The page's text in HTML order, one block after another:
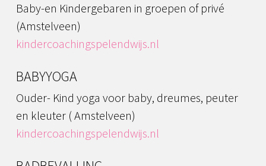
Baby-en Kindergebaren in groepen of privé
(Amstelveen)
kindercoachingspelendwijs.nl
BABYYOGA
Ouder- Kind yoga voor baby, dreumes, peuter
en kleuter ( Amstelveen)
kindercoachingspelendwijs.nl